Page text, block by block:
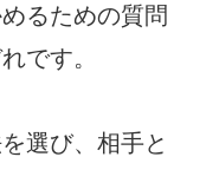
るための質問
です。
選び、相手と